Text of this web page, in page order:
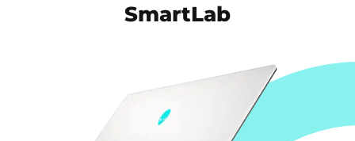
запчастей. Мы предоставляем
SmartLab